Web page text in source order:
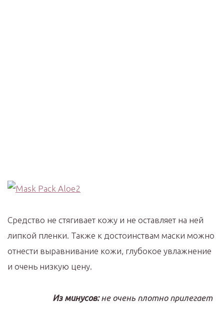
Средство не стягивает кожу и не оставляет на ней
липкой пленки. Также к достоинствам маски можно
отнести выравнивание кожи, глубокое увлажнение
и очень низкую цену.
Из минусов:не очень плотно прилегает